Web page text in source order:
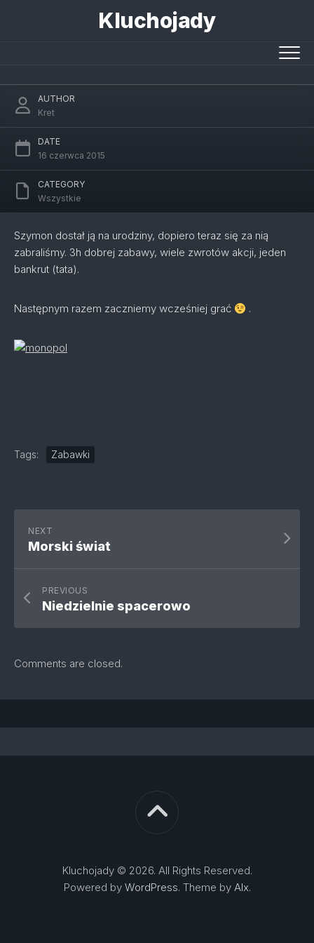
Kluchojady
AUTHOR
Kret
DATE
16 czerwca 2015
CATEGORY
Wszystkie
Szymon dostał ją na urodziny, dopiero teraz się za nią
zabraliśmy. 3h dobrej zabawy, wiele zwrotów akcji, jeden
bankrut (tata).
Następnym razem zaczniemy wcześniej grać .
Tags: Zabawki
NEXT
Morski świat
PREVIOUS
Niedzielnie spacerowo
Comments are closed.
Kluchojady © 2026. All Rights Reserved.
Powered by WordPress. Theme by Alx.